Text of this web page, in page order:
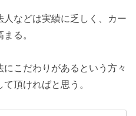
などは実績に乏しく、カー
る。
こだわりがあるという方々
頂ければと思う。